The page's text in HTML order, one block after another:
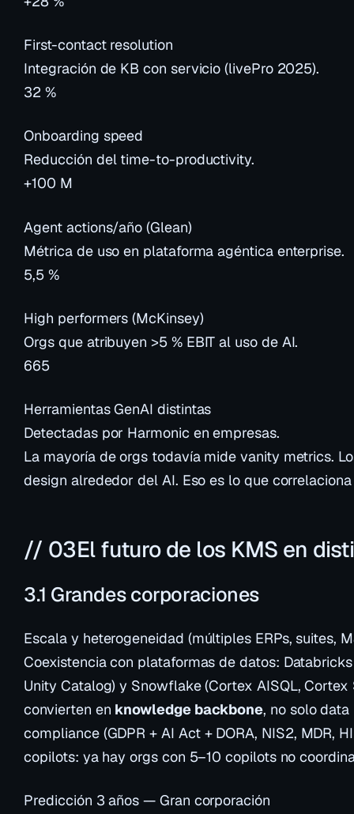
First-contact resolution
Integración de KB con servicio (livePro 2025).
32 %
Onboarding speed
Reducción del time-to-productivity.
+100 M
Agent actions/año (Glean)
Métrica de uso en plataforma agéntica enterprise.
5,5 %
High performers (McKinsey)
Orgs que atribuyen >5 % EBIT al uso de AI.
665
Herramientas GenAI distintas
Detectadas por Harmonic en empresas.
La mayoría de orgs todavía mide vanity metrics.
design alrededor del AI. Eso es lo que correlaciona
// 03El futuro de los KMS en
3.1 Grandes corporaciones
Escala y heterogeneidad (múltiples ERPs, suites,
Coexistencia con plataformas de datos:
Unity Catalog) y Snowflake (Cortex AISQL,
convierten en knowledge backbone, no solo
compliance (GDPR + AI Act + DORA, NIS2, MDR,
copilots: ya hay orgs con 5–10 copilots no
Predicción 3 años — Gran corporación